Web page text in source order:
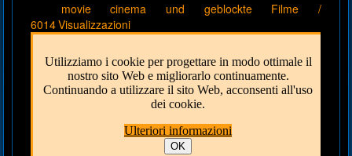
movie cinema und geblockte Filme /
6014 Visualizzazioni